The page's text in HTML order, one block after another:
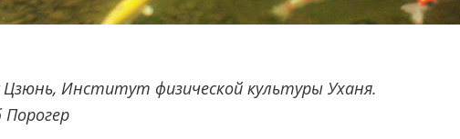
Институт физической культуры Уханя.
Порогер